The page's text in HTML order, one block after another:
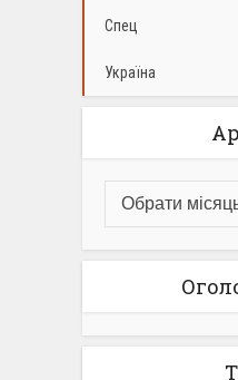
Спец
Україна